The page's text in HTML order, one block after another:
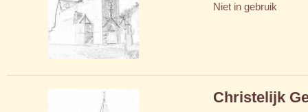
Niet in gebruik
Christelijk